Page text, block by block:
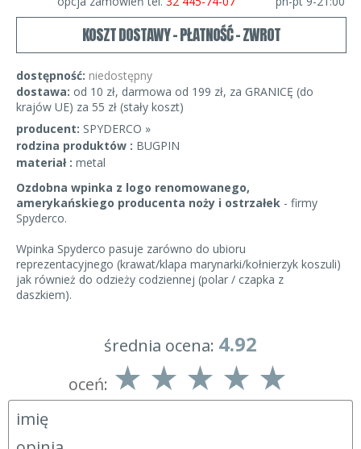
KOSZT DOSTAWY - PŁATNOŚĆ - ZWROT
dostępność: niedostępny
dostawa: od 10 zł, darmowa od 199 zł, za GRANICĘ (do
krajów UE) za 55 zł (stały koszt)
producent: SPYDERCO »
rodzina produktów : BUGPIN
materiał : metal
Ozdobna wpinka z logo renomowanego,
amerykańskiego producenta noży i ostrzałek - firmy
Spyderco.
Wpinka Spyderco pasuje zarówno do ubioru
reprezentacyjnego (krawat/klapa marynarki/kołnierzyk koszuli)
jak również do odzieży codziennej (polar / czapka z
daszkiem).
średnia ocena: 4.92
oceń: